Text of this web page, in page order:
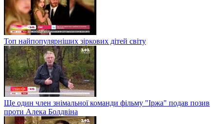
Топ найпопулярніших зіркових дітей світу
Ще один член знімальної команди фільму "Іржа" подав позив
проти Алека Болдвіна